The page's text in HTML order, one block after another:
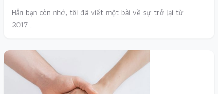
Hẳn bạn còn nhớ, tôi đã viết một bài về sự trở lại từ
2017…